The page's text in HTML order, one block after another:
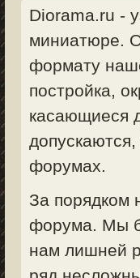
Diorama.ru -
миниатюре.
формату
постройка,
касающиеся
форумах.
За порядком
форума. Мы
нам лишней